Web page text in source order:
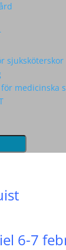
sjuksköterskor
medicinska
6-7